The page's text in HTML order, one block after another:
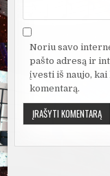
Noriu savo
pašto adresą ir
įvesti iš naujo,
komentarą.